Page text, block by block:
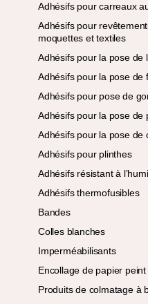
Adhésifs pour carreaux
Adhésifs pour
moquettes et textiles
Adhésifs pour la pose de
Adhésifs pour la pose de
Adhésifs pour pose de
Adhésifs pour la pose de
Adhésifs pour la pose de
Adhésifs pour plinthes
Adhésifs résistant à
Adhésifs thermofusibles
Bandes
Colles blanches
Imperméabilisants
Encollage de papier peint
Produits de colmatage à